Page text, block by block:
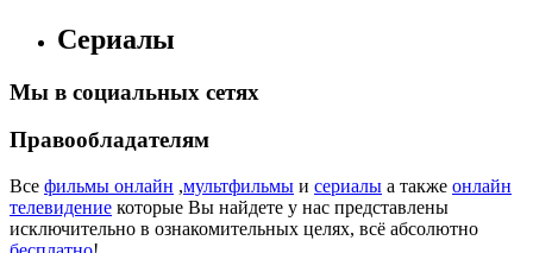
Сериалы
Мы в социальных сетях
Правообладателям
Все фильмы онлайн ,мультфильмы и сериалы а также онлайн
телевидение которые Вы найдете у нас представлены
исключительно в ознакомительных целях, всё абсолютно